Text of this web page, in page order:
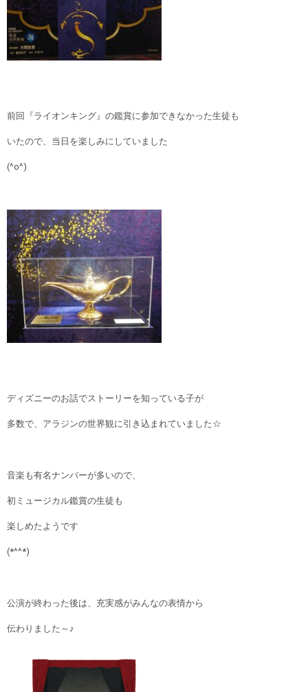
前回『ライオンキング』の鑑賞に参加できなかった生徒も
いたので、当日を楽しみにしていました
(^o^)
ディズニーのお話でストーリーを知っている子が
多数で、アラジンの世界観に引き込まれていました☆
音楽も有名ナンバーが多いので、
初ミュージカル鑑賞の生徒も
楽しめたようです
(*^^*)
公演が終わった後は、充実感がみんなの表情から
伝わりました～♪